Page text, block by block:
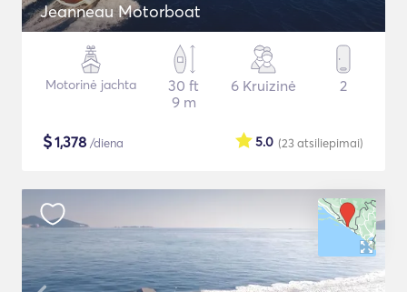
Jeanneau Motorboat
Motorinė jachta
30 ft
9 m
6 Kruizinė 2
$1,378 /diena (23atsiliepimai)
5.0